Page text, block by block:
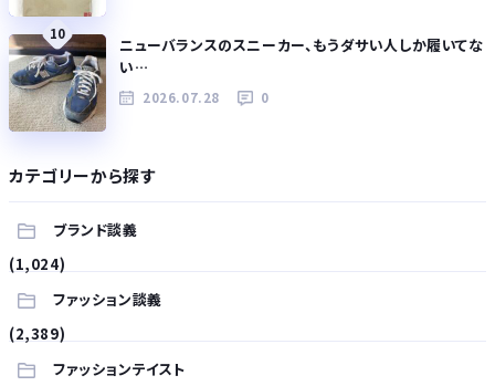
10
ニューバランスのスニーカー、もうダサい人しか履いてな
い…
2026.07.28 0
カテゴリーから探す
ブランド談義
(1,024)
ファッション談義
(2,389)
ファッションテイスト